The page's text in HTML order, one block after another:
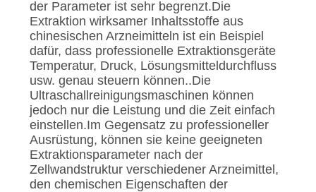
der Parameter ist sehr begrenzt.Die
Extraktion wirksamer Inhaltsstoffe aus
chinesischen Arzneimitteln ist ein Beispiel
dafür, dass professionelle Extraktionsgeräte
Temperatur, Druck, Lösungsmitteldurchfluss
usw. genau steuern können..Die
Ultraschallreinigungsmaschinen können
jedoch nur die Leistung und die Zeit einfach
einstellen.Im Gegensatz zu professioneller
Ausrüstung, können sie keine geeigneten
Extraktionsparameter nach der
Zellwandstruktur verschiedener Arzneimittel,
den chemischen Eigenschaften der